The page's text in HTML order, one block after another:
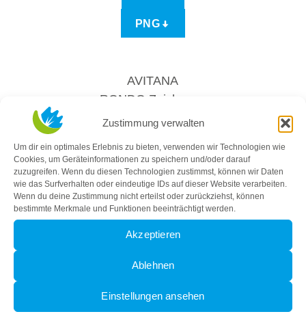
Zustimmung verwalten
Um dir ein optimales Erlebnis zu bieten, verwenden wir Technologien wie
Cookies, um Geräteinformationen zu speichern und/oder darauf
zuzugreifen. Wenn du diesen Technologien zustimmst, können wir Daten
wie das Surfverhalten oder eindeutige IDs auf dieser Website verarbeiten.
Wenn du deine Zustimmung nicht erteilst oder zurückziehst, können
bestimmte Merkmale und Funktionen beeinträchtigt werden.
Akzeptieren
Ablehnen
Einstellungen ansehen
PNG
AVITANA
RONDO Zeichnung